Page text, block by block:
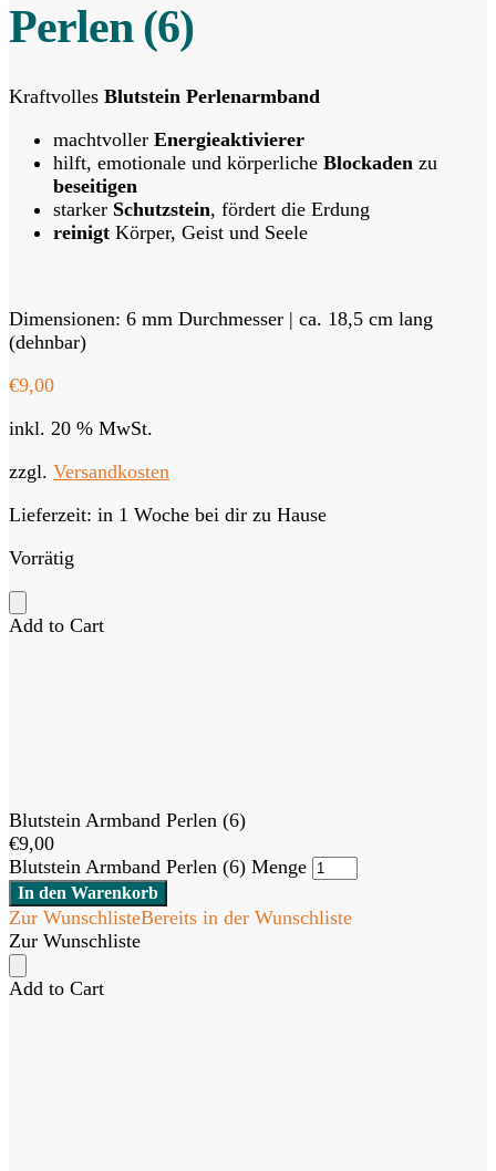
Perlen (6)
Kraftvolles Blutstein Perlenarmband
machtvoller Energieaktivierer
hilft, emotionale und körperliche Blockaden zu
beseitigen
starker Schutzstein, fördert die Erdung
reinigt Körper, Geist und Seele
Dimensionen: 6 mm Durchmesser | ca. 18,5 cm lang
(dehnbar)
€9,00
inkl. 20 % MwSt.
zzgl. Versandkosten
Lieferzeit: in 1 Woche bei dir zu Hause
Vorrätig
Add to Cart
Blutstein Armband Perlen (6)
€9,00
Blutstein Armband Perlen (6) Menge
In den Warenkorb
Zur WunschlisteBereits in der Wunschliste
Zur Wunschliste
Add to Cart